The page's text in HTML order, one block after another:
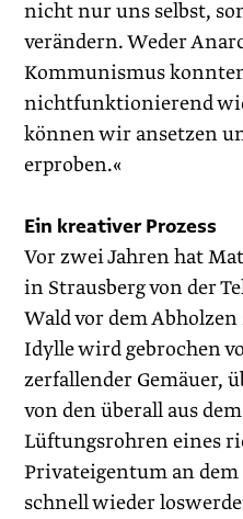
nicht nur uns selbst,
verändern. Weder
Kommunismus
nichtfunktionierend
können wir ansetzen
erproben.«
Ein kreativer Prozess
Vor zwei Jahren hat
in Strausberg von der
Wald vor dem
Idylle wird gebrochen
zerfallender Gemäuer,
von den überall aus
Lüftungsrohren eines
Privateigentum an
schnell wieder